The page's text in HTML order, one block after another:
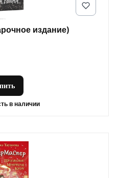
издание)
в наличии